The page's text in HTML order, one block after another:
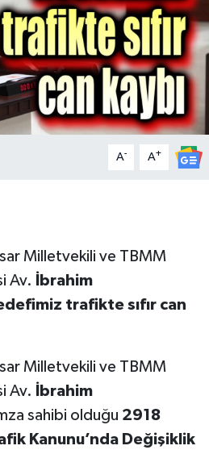
A- A+
Milletvekili ve TBMM
Av.
İbrahim
trafikte sıfır can
Milletvekili ve TBMM
Av.
İbrahim
sahibi olduğu 2918
Kanunu’nda Değişiklik